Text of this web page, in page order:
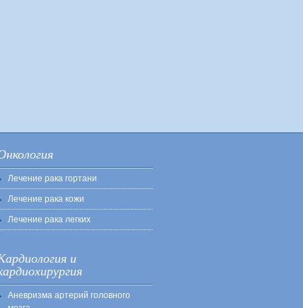
Лечение рака гортани
Лечение рака кожи
Лечение рака легких
и
Аневризма артерий головного